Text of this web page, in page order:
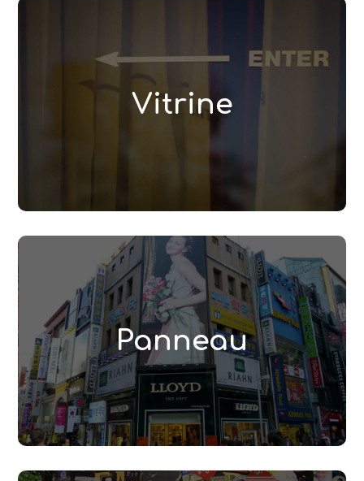
Vitrine
Vous avez besoin d’habiller votre devanture de
promotionnelle ou permanente, intérieur ou
Panneau
Panneau
La signalétique est un moyen de communication
important pour une société. Signalétique
intérieure comme extérieure, nous les
fabriquons sur mesure.
Lire la suite